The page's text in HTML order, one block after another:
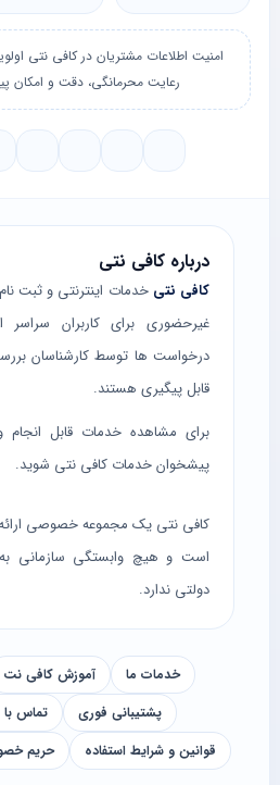
امنیت اطلاعات مشتریان در کافی نتی
رعایت محرمانگی، دقت و امکان
درباره کافی نتی
کافی نتی خدمات اینترنتی و ثبت
غیرحضوری برای کاربران
درخواست ها توسط کارشناسان
قابل پیگیری هستند.
برای مشاهده خدمات قابل
پیشخوان خدمات کافی نتی شوید.
کافی نتی یک مجموعه خصوصی ارائه
است و هیچ وابستگی سازمانی به
دولتی ندارد.
خدمات ما آموزش کافی نت
پشتیبانی فوری
تماس با
قوانین و شرایط استفاده
حریم